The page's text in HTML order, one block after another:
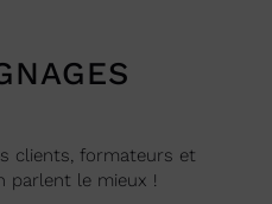
clients, formateurs et
parlent le mieux !